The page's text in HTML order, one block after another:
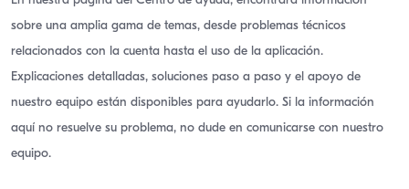
sobre una amplia gama de temas, desde problemas técnicos
relacionados con la cuenta hasta el uso de la aplicación.
Explicaciones detalladas, soluciones paso a paso y el apoyo de
nuestro equipo están disponibles para ayudarlo. Si la información
aquí no resuelve su problema, no dude en comunicarse con nuestro
equipo.